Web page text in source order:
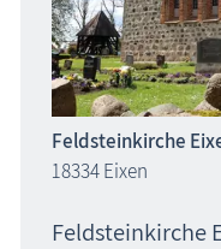
Blog
Feldsteinkirche
18334 Eixen
Feldsteinkirche